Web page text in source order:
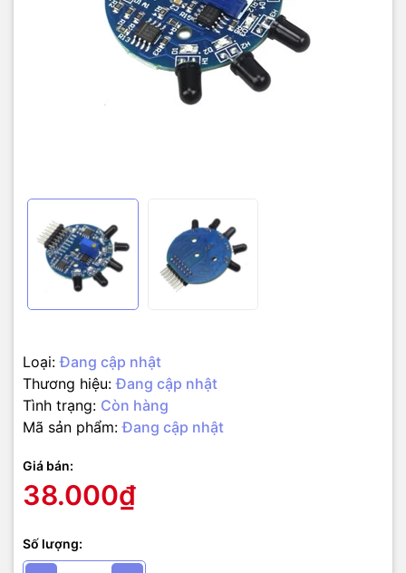
Loại: Đang cập nhật
Thương hiệu: Đang cập nhật
Tình trạng: Còn hàng
Mã sản phẩm: Đang cập nhật
Giá bán:
38.000₫
Số lượng: